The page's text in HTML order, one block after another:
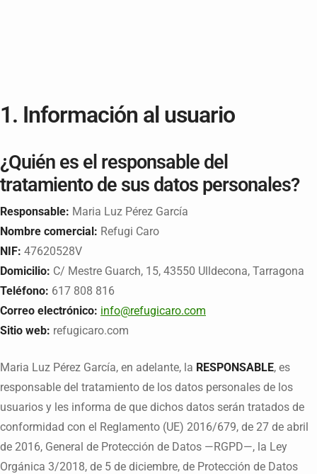
1. Información al usuario
¿Quién es el responsable del
tratamiento de sus datos personales?
Responsable: Maria Luz Pérez García
Nombre comercial: Refugi Caro
NIF: 47620528V
Domicilio: C/ Mestre Guarch, 15, 43550 Ulldecona, Tarragona
Teléfono: 617 808 816
Correo electrónico: info@refugicaro.com
Sitio web: refugicaro.com
Maria Luz Pérez García, en adelante, la RESPONSABLE, es
responsable del tratamiento de los datos personales de los
usuarios y les informa de que dichos datos serán tratados de
conformidad con el Reglamento (UE) 2016/679, de 27 de abril
de 2016, General de Protección de Datos —RGPD—, la Ley
Orgánica 3/2018, de 5 de diciembre, de Protección de Datos